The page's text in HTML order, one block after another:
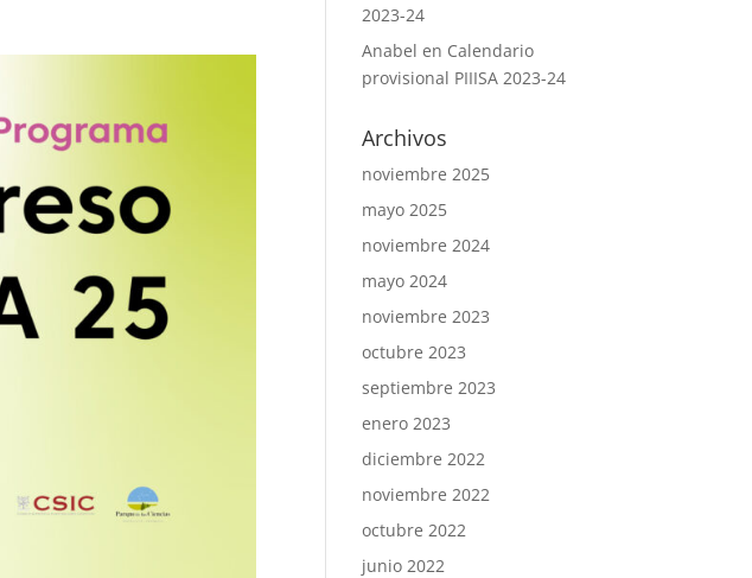
2023-24
Anabel en Calendario
provisional PIIISA 2023-24
Archivos
noviembre 2025
mayo 2025
noviembre 2024
mayo 2024
noviembre 2023
octubre 2023
septiembre 2023
enero 2023
diciembre 2022
noviembre 2022
octubre 2022
junio 2022